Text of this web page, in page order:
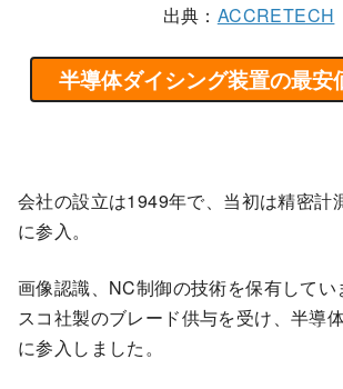
出典： ACCRETECH
半導体ダイシング装置の最安
会社の設立は1949年で、当初は精密計
に参入。
画像認識、NC制御の技術を保有してい
スコ社製のブレード供与を受け、半導
に参入しました。